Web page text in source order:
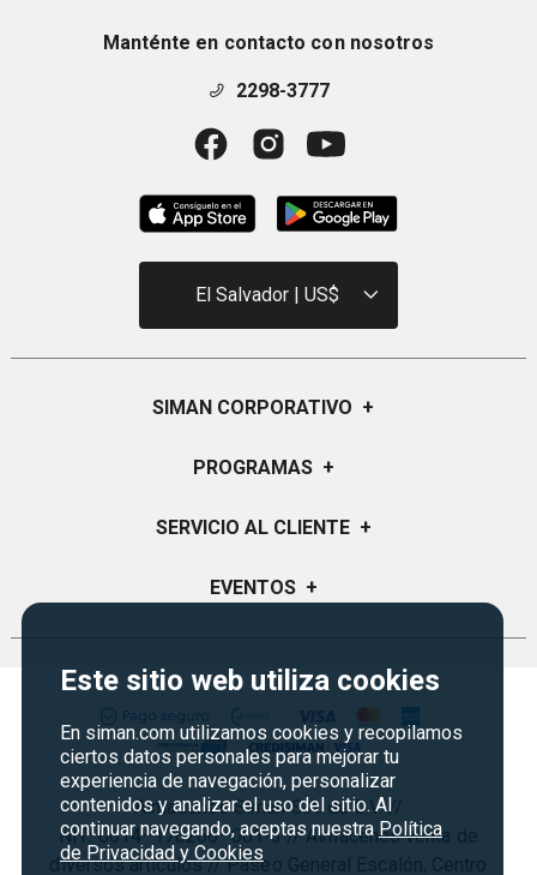
Este sitio web utiliza cookies
En siman.com utilizamos cookies y recopilamos
ciertos datos personales para mejorar tu
experiencia de navegación, personalizar
contenidos y analizar el uso del sitio. Al
continuar navegando, aceptas nuestra Política
de Privacidad y Cookies
Manténte en contacto con nosotros
2298-3777
El Salvador | US$
SIMAN CORPORATIVO +
Quiénes Somos
Sucursales
PROGRAMAS +
Certificados de Regalo
Siman PRO
Marketplace
Vende en Marketplace
SERVICIO AL CLIENTE +
Preguntas Frecuentes
Contáctenos
Política de Privacidad
Condiciones ofertas
Derecho de Retracto
Condiciones de uso
EVENTOS +
Rebajas
Cyber Monday
Agosto es diversión
Almacenes Siman S.A. de C.V. //
NIT: 0614–170266–001-3 // Almacenes venta de
diversos artículos // Paseo General Escalón, Centro